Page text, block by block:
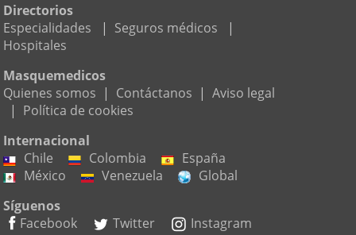
Directorios
Especialidades
| Seguros médicos
|
Hospitales
Masquemedicos
Quienes somos | Contáctanos | Aviso legal
| Política de cookies
Internacional
Chile
Colombia
España
México
Venezuela
Global
Síguenos
Facebook
Twitter
Instagram